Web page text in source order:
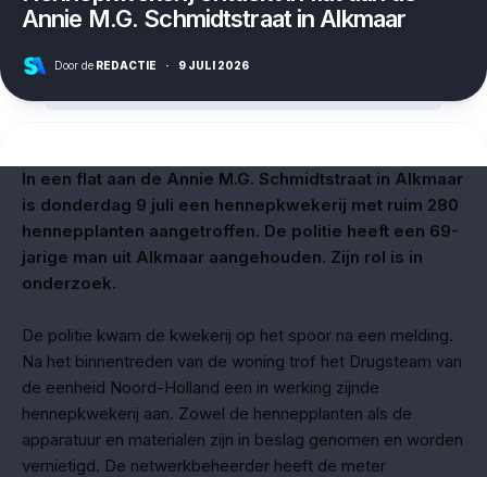
Annie M.G. Schmidtstraat in Alkmaar
Door de REDACTIE · 9 JULI 2026
In een flat aan de Annie M.G. Schmidtstraat in Alkmaar
is donderdag 9 juli een hennepkwekerij met ruim 280
hennepplanten aangetroffen. De politie heeft een 69-
jarige man uit Alkmaar aangehouden. Zijn rol is in
onderzoek.
De politie kwam de kwekerij op het spoor na een melding.
Na het binnentreden van de woning trof het Drugsteam van
de eenheid Noord-Holland een in werking zijnde
hennepkwekerij aan. Zowel de hennepplanten als de
apparatuur en materialen zijn in beslag genomen en worden
vernietigd. De netwerkbeheerder heeft de meter